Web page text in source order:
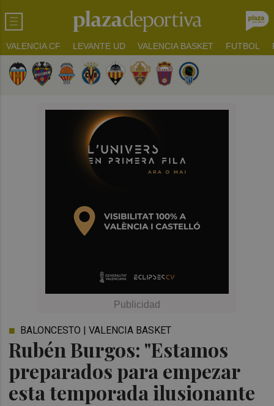
VALENCIA CF LEVANTE UD VALENCIA BASKET FUTBOL
Rubén Burgos: "Estamos
preparados para empezar
esta temporada ilusionante
BALONCESTO | VALENCIA BASKET